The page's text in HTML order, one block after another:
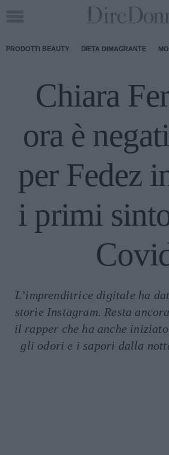
PRODOTTI BEAUTY DIETA DIMAGRANTE
Chiara
ora è
per Fedez
i primi
L’imprenditrice digitale ha
storie Instagram. Resta
il rapper che ha anche
gli odori e i sapori dalla